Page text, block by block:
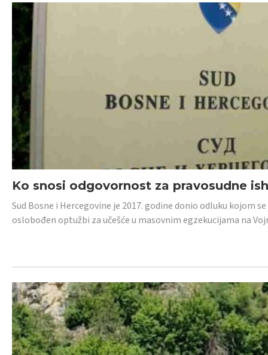
Ko snosi odgovornost za pravosudne
Sud Bosne i Hercegovine je 2017. godine donio odluku kojom
oslobođen optužbi za učešće u masovnim egzekucijama na